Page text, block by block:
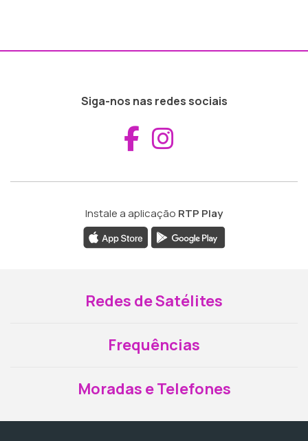
Siga-nos nas redes sociais
Aceder ao
Instale a aplicação RTP Play
Redes de Satélites
Frequências
Moradas e Telefones